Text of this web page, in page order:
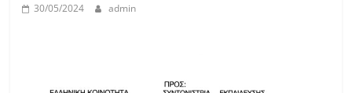
30/05/2024 admin